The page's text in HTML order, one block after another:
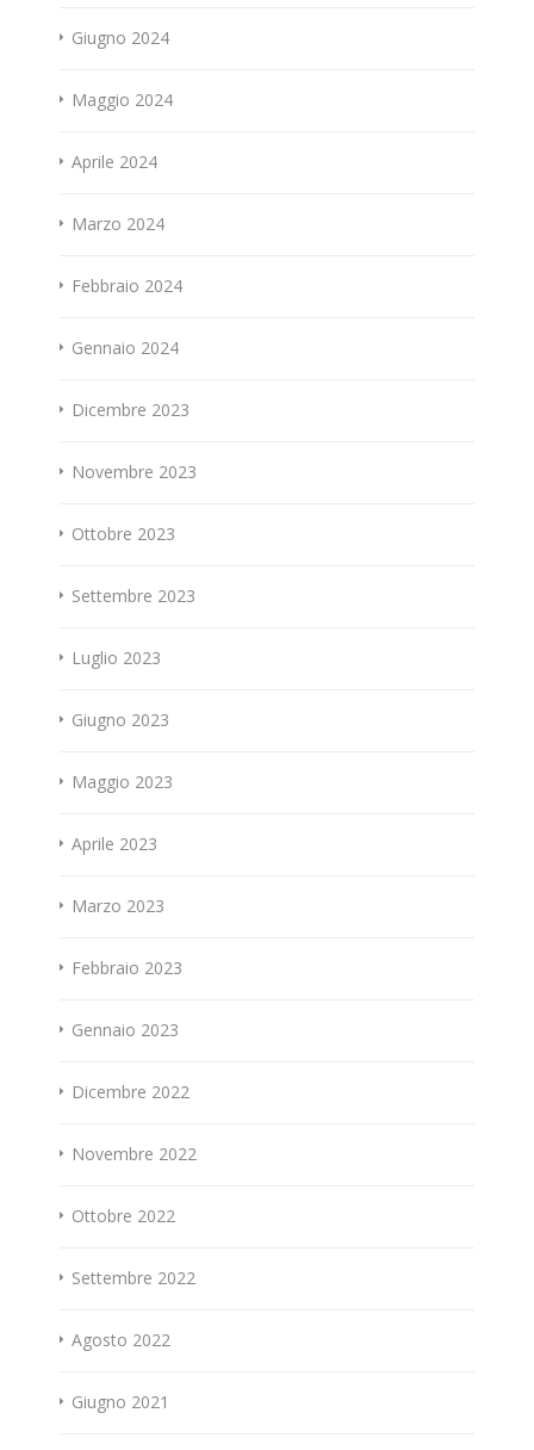
Giugno 2024
Maggio 2024
Aprile 2024
Marzo 2024
Febbraio 2024
Gennaio 2024
Dicembre 2023
Novembre 2023
Ottobre 2023
Settembre 2023
Luglio 2023
Giugno 2023
Maggio 2023
Aprile 2023
Marzo 2023
Febbraio 2023
Gennaio 2023
Dicembre 2022
Novembre 2022
Ottobre 2022
Settembre 2022
Agosto 2022
Giugno 2021